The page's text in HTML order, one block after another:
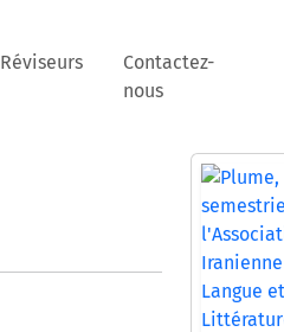
Réviseurs
Contactez-
nous